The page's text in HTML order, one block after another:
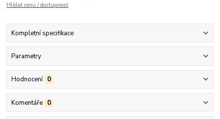
Hlídat cenu / dostupnost
Kompletní specifikace
Parametry
Hodnocení 0
Komentáře 0